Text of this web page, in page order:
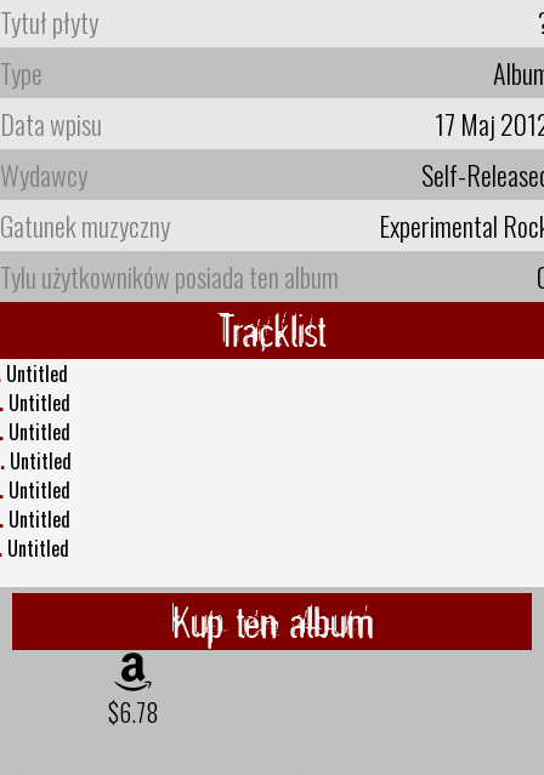
Tytuł płyty
Type
Data wpisu
17 Maj
Wydawcy
Self-
Gatunek muzyczny
Experimental
Tylu użytkowników posiada ten album
Tracklist
Untitled
Untitled
Untitled
Untitled
Untitled
Untitled
Untitled
Kup ten album
$6.78